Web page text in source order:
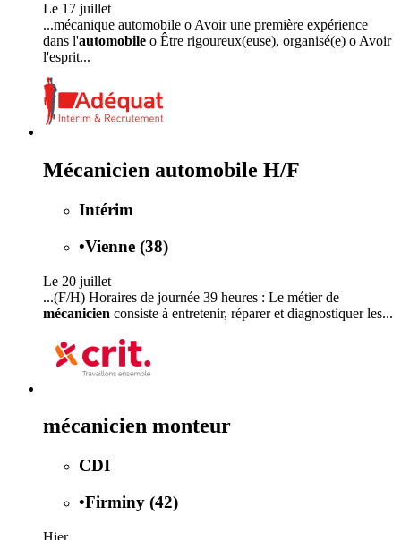
Le 17 juillet
...mécanique automobile o Avoir une première expérience
dans l'automobile o Être rigoureux(euse), organisé(e) o Avoir
l'esprit...
Mécanicien automobile H/F
Intérim
•Vienne (38)
Le 20 juillet
...(F/H) Horaires de journée 39 heures : Le métier de
mécanicien consiste à entretenir, réparer et diagnostiquer les...
mécanicien monteur
CDI
•Firminy (42)
Hier